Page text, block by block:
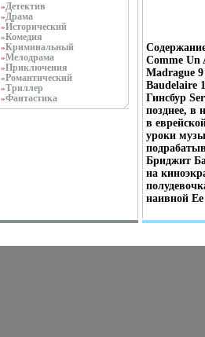
»Детектив
»Драма
»Исторический
»Комедия
»Криминальный
»Мелодрама
»Приключения
»Романтический
»Триллер
»Фантастика
Comme Un
Madrague
Baudelaire
Гинсбур
позднее, в
в
уроки
Бриджит
на
наивной